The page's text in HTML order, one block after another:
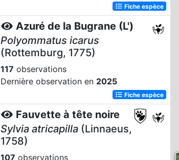
Fiche espèce
Azuré de la Bugrane (L')
Polyommatus icarus
(Rottemburg, 1775)
117 observations
Dernière observation en 2025
Fiche espèce
Fauvette à tête noire
Sylvia atricapilla (Linnaeus,
1758)
107 observations